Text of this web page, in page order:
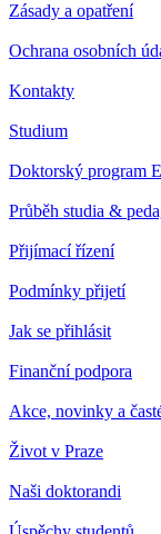
Zásady a opatření
Ochrana osobních
Kontakty
Studium
Doktorský program
Průběh studia &
Přijímací řízení
Podmínky přijetí
Jak se přihlásit
Finanční podpora
Akce, novinky a
Život v Praze
Naši doktorandi